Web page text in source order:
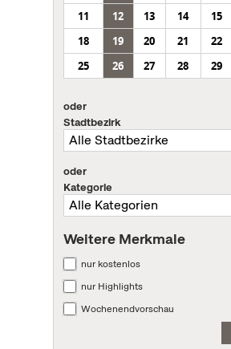
11
12 13 14 15
18
19 20 21 22
25
26 27 28 29
oder
Stadtbezirk
oder
Kategorie
Weitere Merkmale
nur kostenlos
nur Highlights
Wochenendvorschau